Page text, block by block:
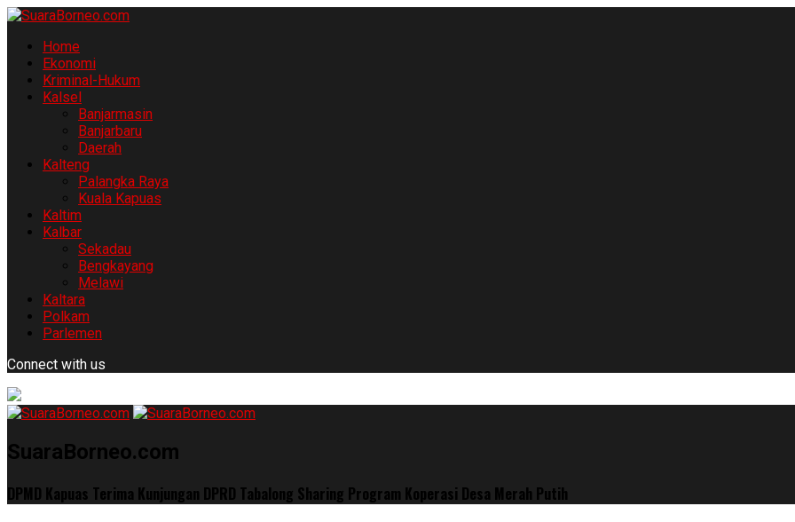
Home
Ekonomi
Kriminal-Hukum
Kalsel
Banjarmasin
Banjarbaru
Daerah
Kalteng
Palangka Raya
Kuala Kapuas
Kaltim
Kalbar
Sekadau
Bengkayang
Melawi
Kaltara
Polkam
Parlemen
Connect with us
SuaraBorneo.com
DPMD Kapuas Terima Kunjungan DPRD Tabalong Sharing Program Koperasi Desa Merah Putih